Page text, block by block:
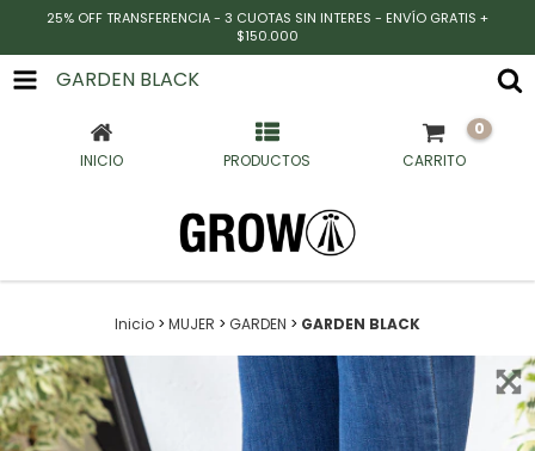
25% OFF TRANSFERENCIA - 3 CUOTAS SIN INTERES - ENVÍO GRATIS +
$150.000
GARDEN BLACK
INICIO PRODUCTOS CARRITO
0
Inicio > MUJER > GARDEN > GARDEN BLACK